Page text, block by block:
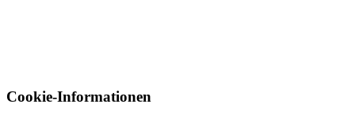
Cookie-Informationen